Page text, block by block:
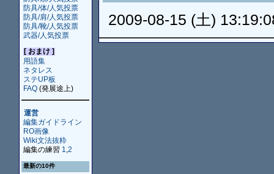
防具/体/人気投票
防具/肩/人気投票
防具/靴/人気投票
武器/人気投票
[ おまけ ]
用語集
ネタレス
ステUP板
FAQ(発展途上)
運営
編集ガイドライン
RO画像
Wiki文法抜粋
編集の練習 1 2
最新の10件
2009-08-15 (土)